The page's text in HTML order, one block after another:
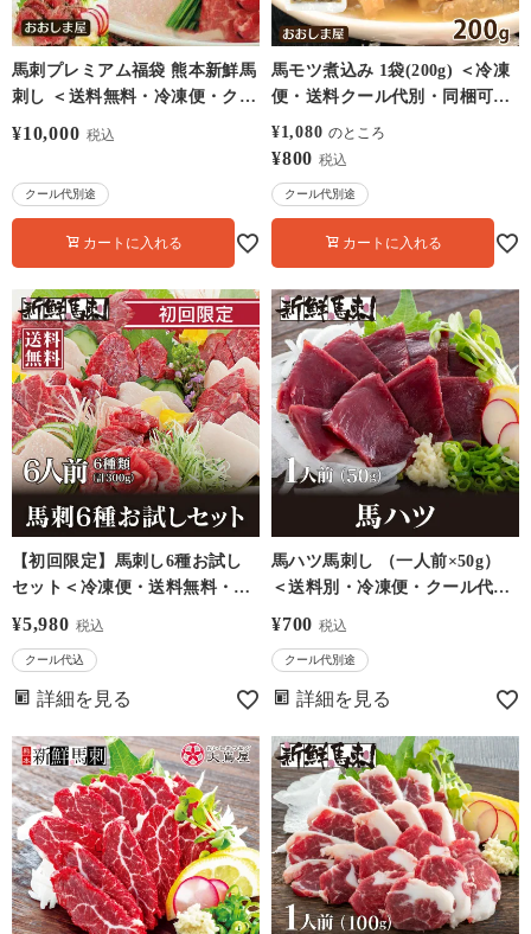
馬刺プレミアム福袋 熊本新鮮馬
刺し ＜送料無料・冷凍便・クー
ル代別＞ 6種9人前 馬刺し 食べ
¥10,000 税込
クール代別途
カートに入れる
馬モツ煮込み 1袋(200g) ＜冷凍
便・送料クール代別・同梱可能
＞ 馬肉 おつまみ 大嶌屋（おお
しまや）
¥1,080 のところ
¥800 税込
クール代別途
カートに入れる
【初回限定】馬刺し6種お試し
セット＜冷凍便・送料無料・ク
ール代込＞ 大嶌屋(おおしま屋)
¥5,980 税込
クール代込
詳細を見る
馬ハツ馬刺し （一人前×50g）
＜送料別・冷凍便・クール代別
＞※希少部位のためお一人様5
（おおしまや）【0308420】
¥700 税込
クール代別途
詳細を見る